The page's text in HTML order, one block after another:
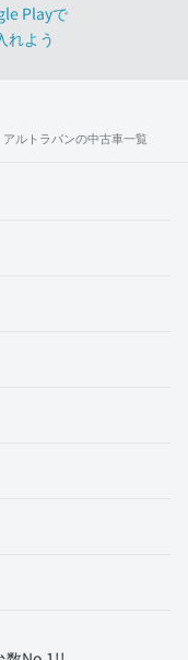
アルトラパンの中古車一覧